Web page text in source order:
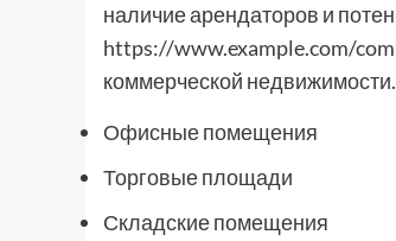
наличие арендаторов и
https://www.example.com/
коммерческой недвижимости.
Офисные помещения
Торговые площади
Складские помещения